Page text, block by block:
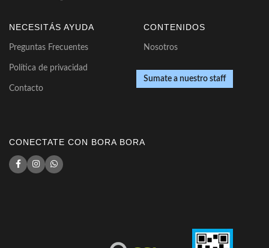
NECESITÁS AYUDA
Preguntas Frecuentes
Política de privacidad
Contacto
CONTENIDOS
Nosotros
Sumate a nuestro staff
CONECTATE CON BORA BORA